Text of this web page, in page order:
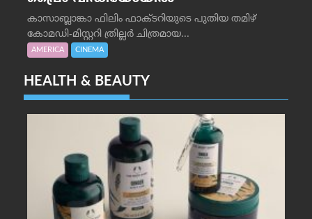
കാസാബ്ലാങ്കാ ഫിലിം ഫാക്ടറിയുടെ പുതിയ തമിഴ്
കോമഡി-മിസ്റ്ററി ത്രില്ലർ ചിത്രമായ...
AMERICA CINEMA
HEALTH & BEAUTY